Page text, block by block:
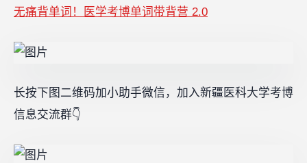
无痛背单词！医学考博单词带背营 2.0
长按下图二维码加小助手微信，加入新疆医科大学考博
信息交流群👇